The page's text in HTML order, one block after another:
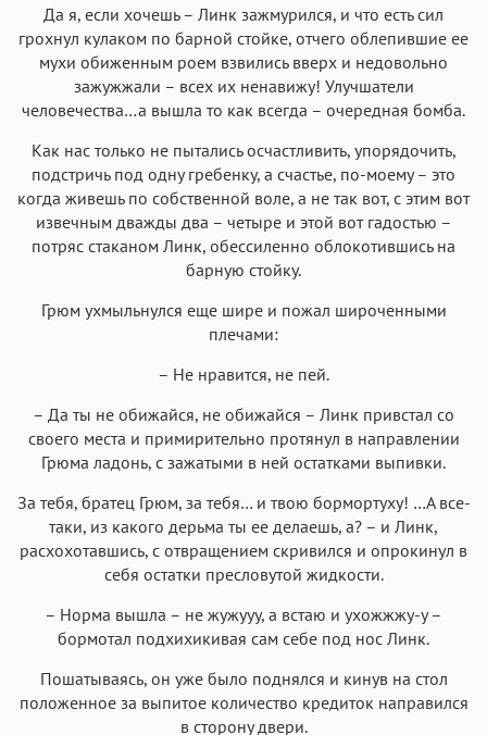
Да я, если хочешь – Линк зажмурился, и что есть сил
грохнул кулаком по барной стойке, отчего облепившие ее
мухи обиженным роем взвились вверх и недовольно
зажужжали – всех их ненавижу! Улучшатели
человечества…а вышла то как всегда – очередная бомба.
Как нас только не пытались осчастливить, упорядочить,
подстричь под одну гребенку, а счастье, по-моему – это
когда живешь по собственной воле, а не так вот, с этим вот
извечным дважды два – четыре и этой вот гадостью –
потряс стаканом Линк, обессиленно облокотившись на
барную стойку.
Грюм ухмыльнулся еще шире и пожал широченными
плечами:
– Не нравится, не пей.
– Да ты не обижайся, не обижайся – Линк привстал со
своего места и примирительно протянул в направлении
Грюма ладонь, с зажатыми в ней остатками выпивки.
За тебя, братец Грюм, за тебя… и твою бормортуху! …А все-
таки, из какого дерьма ты ее делаешь, а? – и Линк,
расхохотавшись, с отвращением скривился и опрокинул в
себя остатки пресловутой жидкости.
– Норма вышла – не жужууу, а встаю и ухожжжу-у –
бормотал подхихикивая сам себе под нос Линк.
Пошатываясь, он уже было поднялся и кинув на стол
положенное за выпитое количество кредиток направился
в сторону двери.